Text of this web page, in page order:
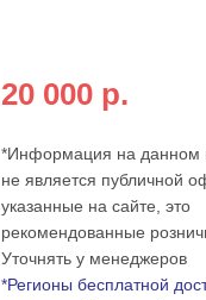
20 000 р.
*Информация на данном
не является публичной
указанные на сайте, это
рекомендованные
Уточнять у менеджеров
*Регионы бесплатной